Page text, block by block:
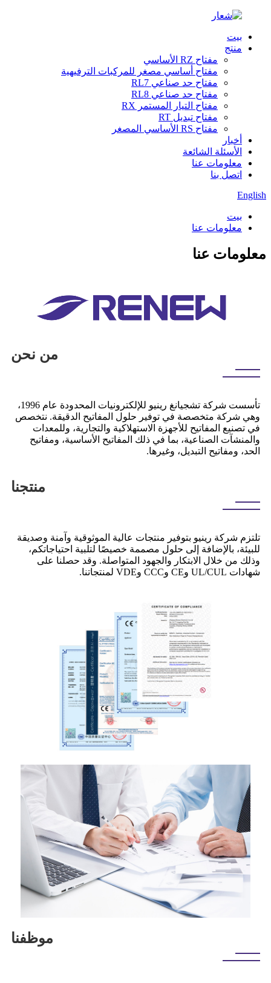
بيت
منتج
مفتاح RZ الأساسي
مفتاح أساسي مصغر للمركبات الترفيهية
مفتاح حد صناعي RL7
مفتاح حد صناعي RL8
مفتاح التيار المستمر RX
مفتاح تبديل RT
مفتاح RS الأساسي المصغر
أخبار
الأسئلة الشائعة
معلومات عنا
اتصل بنا
English
بيت
معلومات عنا
معلومات عنا
من نحن
تأسست شركة تشجيانغ رينيو للإلكترونيات المحدودة عام 1996،
وهي شركة متخصصة في توفير حلول المفاتيح الدقيقة. نتخصص
في تصنيع المفاتيح للأجهزة الاستهلاكية والتجارية، وللمعدات
والمنشآت الصناعية، بما في ذلك المفاتيح الأساسية، ومفاتيح
الحد، ومفاتيح التبديل، وغيرها.
منتجنا
تلتزم شركة رينيو بتوفير منتجات عالية الموثوقية وآمنة وصديقة
للبيئة، بالإضافة إلى حلول مصممة خصيصًا لتلبية احتياجاتكم،
وذلك من خلال الابتكار والجهود المتواصلة. وقد حصلنا على
شهادات UL/CUL وCE وCCC وVDE لمنتجاتنا.
موظفنا